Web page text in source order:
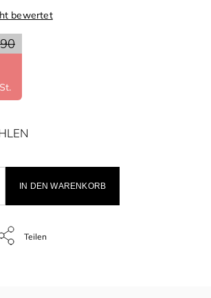
bewertet
IN DEN WARENKORB
Teilen